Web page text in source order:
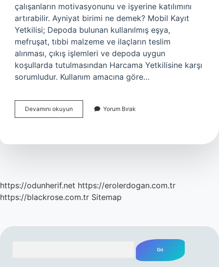
çalışanların motivasyonunu ve işyerine katılımını
artırabilir. Ayniyat birimi ne demek? Mobil Kayıt
Yetkilisi; Depoda bulunan kullanılmış eşya,
mefruşat, tıbbi malzeme ve ilaçların teslim
alınması, çıkış işlemleri ve depoda uygun
koşullarda tutulmasından Harcama Yetkilisine karşı
sorumludur. Kullanım amacına göre…
Devamını okuyun Bordroda
Ayniyat
Yorum Bırak
https://odunherif.net https://erolerdogan.com.tr
https://blackrose.com.tr Sitemap